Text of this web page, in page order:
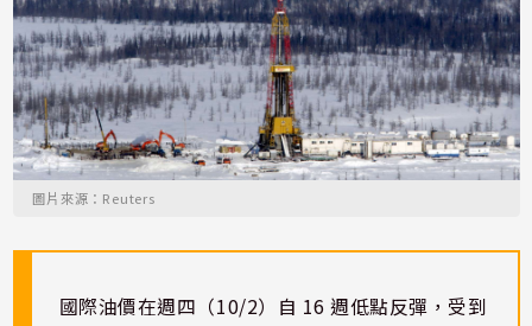
圖片來源：Reuters
國際油價在週四（10/2）自 16 週低點反彈，受到